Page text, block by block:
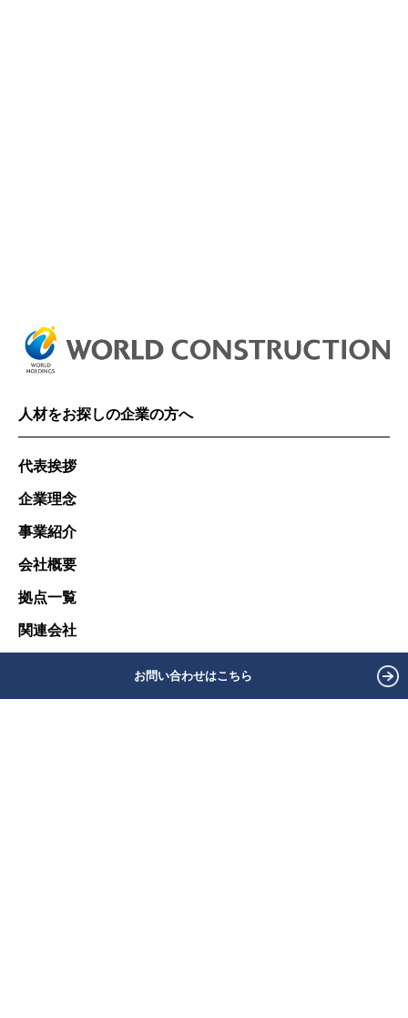
人材をお探しの企業の方へ
代表挨拶
企業理念
事業紹介
会社概要
拠点一覧
関連会社
最新人材リスト
お問い合わせはこちら